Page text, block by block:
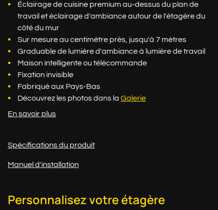
Éclairage de cuisine premium au-dessus du plan de
travail et éclairage d'ambiance autour de l'étagère du
côté du mur
Sur mesure au centimètre près, jusqu'à 7 mètres
Graduable de lumière d'ambiance à lumière de travail
Maison intelligente ou télécommande
Fixation invisible
Fabriqué aux Pays-Bas
Découvrez les photos dans la Galerie
En savoir plus
Spécifications du produit
Manuel d'installation
Personnalisez votre étagère